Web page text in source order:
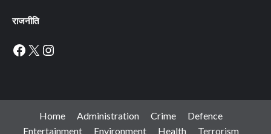
राजनीति
Facebook
X Instagram
Home Administration Crime
Defence
Entertainment
Environment Health Terrorism